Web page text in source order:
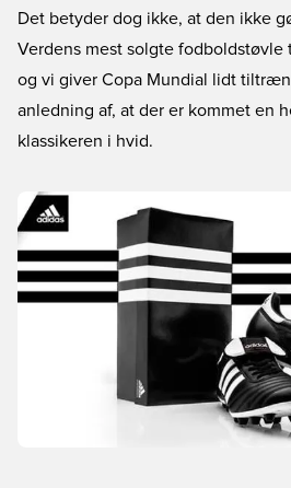
Det betyder dog ikke, at den ikke
Verdens mest solgte fodboldstøvle
og vi giver Copa Mundial lidt
anledning af, at der er kommet en
klassikeren i hvid.